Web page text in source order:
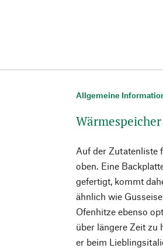
Allgemeine
Wärmespeicher
Auf der Zutatenliste
oben. Eine
gefertigt, kommt
ähnlich wie
Ofenhitze ebenso
über längere Zeit zu
er beim